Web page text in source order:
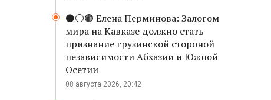
⚫️⚪️🟤 Елена Перминова: Залогом
мира на Кавказе должно стать
признание грузинской стороной
независимости Абхазии и Южной
Осетии
08 августа 2026, 20:42